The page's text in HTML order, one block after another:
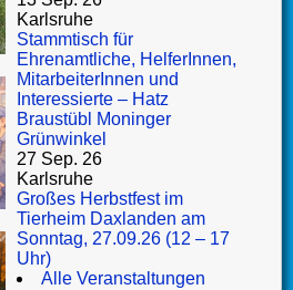
Karlsruhe
Stammtisch für
Ehrenamtliche, HelferInnen,
MitarbeiterInnen und
Interessierte – Hatz
Braustübl Moninger
Grünwinkel
27 Sep. 26
Karlsruhe
Großes Herbstfest im
Tierheim Daxlanden am
Sonntag, 27.09.26 (12 – 17
Uhr)
Alle Veranstaltungen